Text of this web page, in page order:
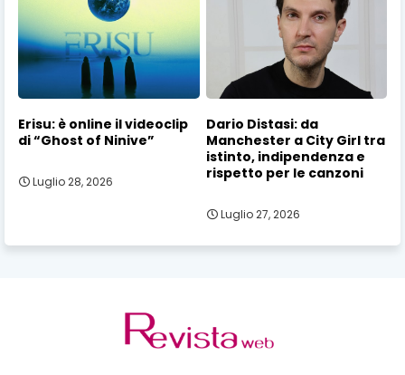
Erisu: è online il videoclip
di “Ghost of Ninive”
Luglio 28, 2026
Dario Distasi: da
Manchester a City Girl tra
istinto, indipendenza e
rispetto per le canzoni
Luglio 27, 2026